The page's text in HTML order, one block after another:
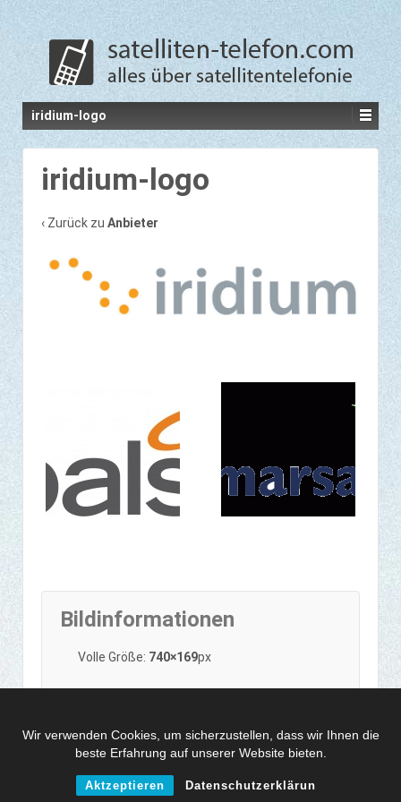
Wir verwenden Cookies, um sicherzustellen, dass wir Ihnen die
beste Erfahrung auf unserer Website bieten.
Aktzeptieren Datenschutzerklärun
iridium-logo
iridium-logo
‹ Zurück zu Anbieter
Bildinformationen
Volle Größe: 740×169px
© 2026Default copyright text